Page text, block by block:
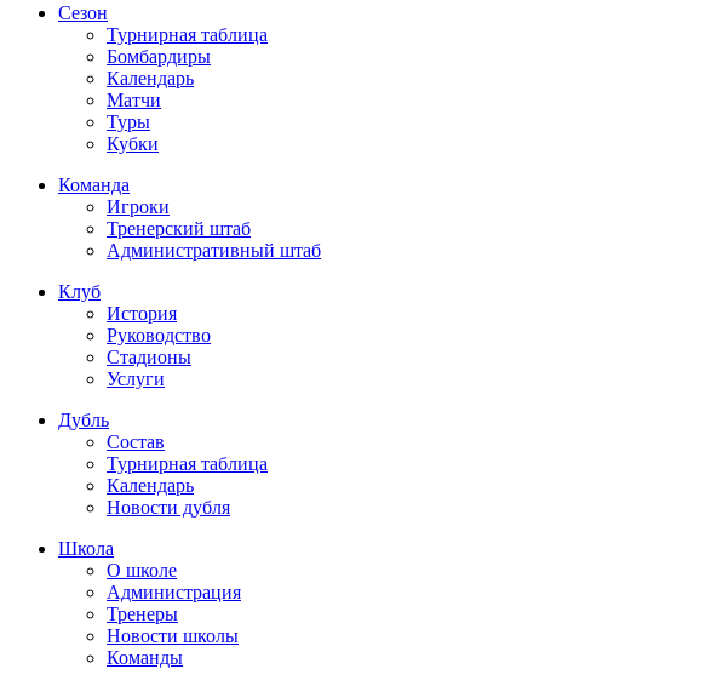
Сезон
Турнирная таблица
Бомбардиры
Календарь
Матчи
Туры
Кубки
Команда
Игроки
Тренерский штаб
Административный штаб
Клуб
История
Руководство
Стадионы
Услуги
Дубль
Состав
Турнирная таблица
Календарь
Новости дубля
Школа
О школе
Администрация
Тренеры
Новости школы
Команды